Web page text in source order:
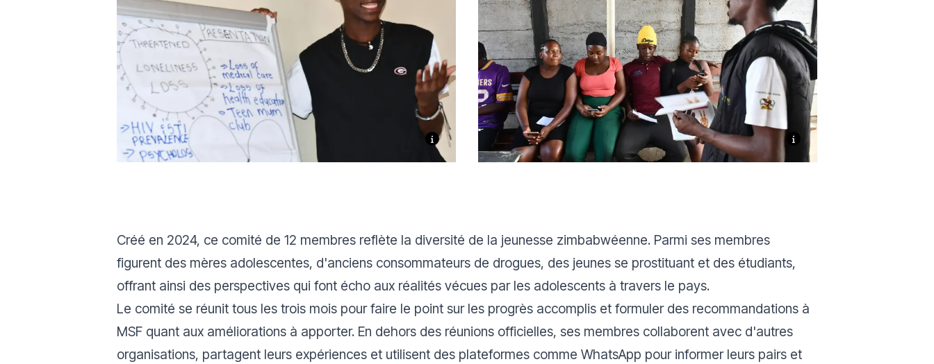
Créé en 2024, ce comité de 12 membres reflète la diversité de la jeunesse zimbabwéenne. Parmi ses membres
figurent des mères adolescentes, d'anciens consommateurs de drogues, des jeunes se prostituant et des étudiants,
offrant ainsi des perspectives qui font écho aux réalités vécues par les adolescents à travers le pays.
Le comité se réunit tous les trois mois pour faire le point sur les progrès accomplis et formuler des recommandations à
MSF quant aux améliorations à apporter. En dehors des réunions officielles, ses membres collaborent avec d'autres
organisations, partagent leurs expériences et utilisent des plateformes comme WhatsApp pour informer leurs pairs et